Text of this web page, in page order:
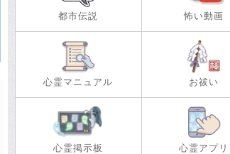
都市伝説 怖い動画
心霊マニュアル お祓い
心霊掲示板 心霊アプリ